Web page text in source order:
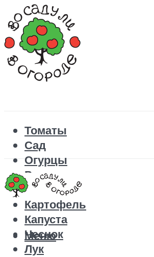
Томаты
Сад
Огурцы
Рецепты
Перец
Картофель
Капуста
Чеснок
Лук
Меню